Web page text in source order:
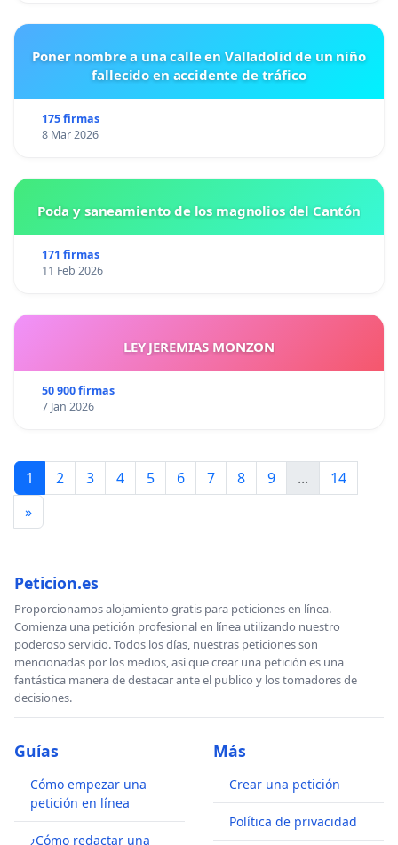
Poner nombre a una calle en Valladolid de un niño
fallecido en accidente de tráfico
175 firmas
8 Mar 2026
Poda y saneamiento de los magnolios del Cantón
171 firmas
11 Feb 2026
LEY JEREMIAS MONZON
50 900 firmas
7 Jan 2026
1 2 3 4 5 6 7 8 9 ...
14
»
Peticion.es
Proporcionamos alojamiento gratis para peticiones en línea.
Comienza una petición profesional en línea utilizando nuestro
poderoso servicio. Todos los días, nuestras peticiones son
mencionadas por los medios, así que crear una petición es una
fantástica manera de destacar ante el publico y los tomadores de
decisiones.
Guías
Cómo empezar una
petición en línea
¿Cómo redactar una
Más
Crear una petición
Política de privacidad